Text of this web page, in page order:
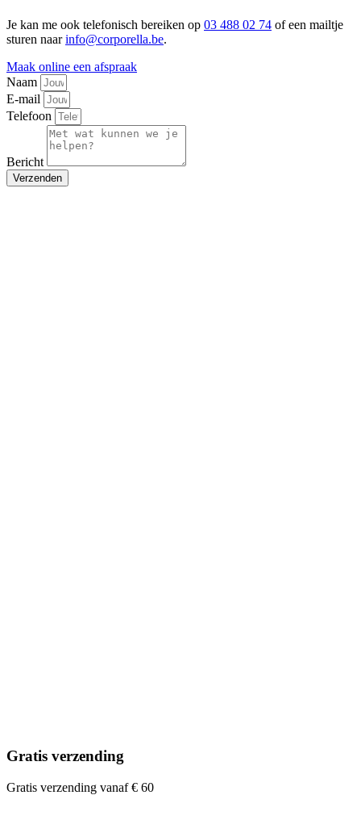
Je kan me ook telefonisch bereiken op 03 488 02 74 of een mailtje
sturen naarinfo@corporella.be.
Maak online een afspraak
Naam
E-mail
Telefoon
Bericht
Verzenden
Gratis verzending
Gratis verzending vanaf € 60